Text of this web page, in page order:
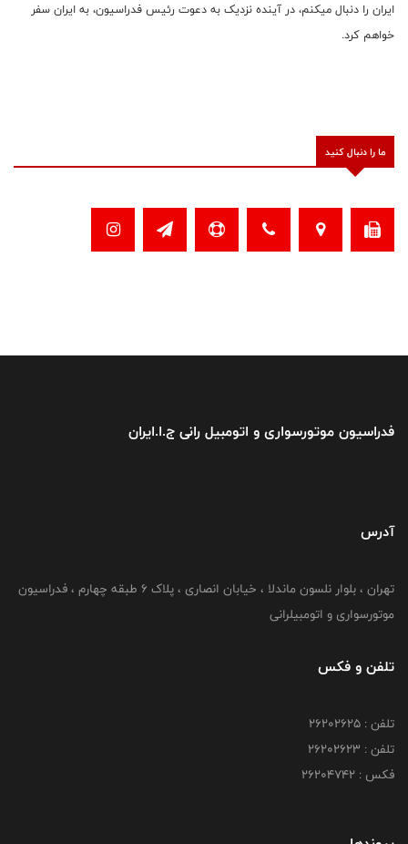
ایران را دنبال میکنم، در آینده نزدیک به دعوت رئیس فدراسیون، به ایران سفر
خواهم کرد.
ما را دنبال کنید
فدراسیون موتورسواری و اتومبیل رانی ج.ا.ایران
آدرس
تهران ، بلوار نلسون ماندلا ، خیابان انصاری ، پلاک ۶ طبقه چهارم ، فدراسیون
موتورسواری و اتومبیلرانی
تلفن و فکس
تلفن : ۲۶۲۰۲۶۲۵
تلفن : ۲۶۲۰۲۶۲۳
فکس : ۲۶۲۰۴۷۴۲